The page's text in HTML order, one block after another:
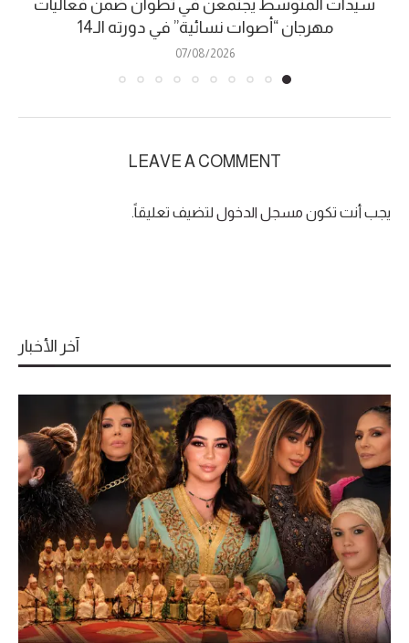
سيدات المتوسط يجتمعن في تطوان ضمن فعاليات
مهرجان “أصوات نسائية” في دورته الـ14
07/08/2026
LEAVE A COMMENT
يجب أنت تكون مسجل الدخول لتضيف تعليقاً.
آخر الأخبار